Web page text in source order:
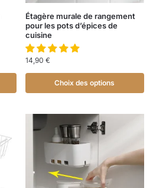
Étagère murale de rangement
pour les pots d’épices de
cuisine
14,90 €
Choix des options